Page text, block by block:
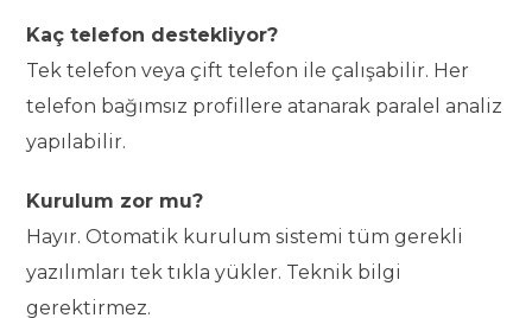
Kaç telefon destekliyor?
Tek telefon veya çift telefon ile çalışabilir. Her
telefon bağımsız profillere atanarak paralel analiz
yapılabilir.
Kurulum zor mu?
Hayır. Otomatik kurulum sistemi tüm gerekli
yazılımları tek tıkla yükler. Teknik bilgi
gerektirmez.